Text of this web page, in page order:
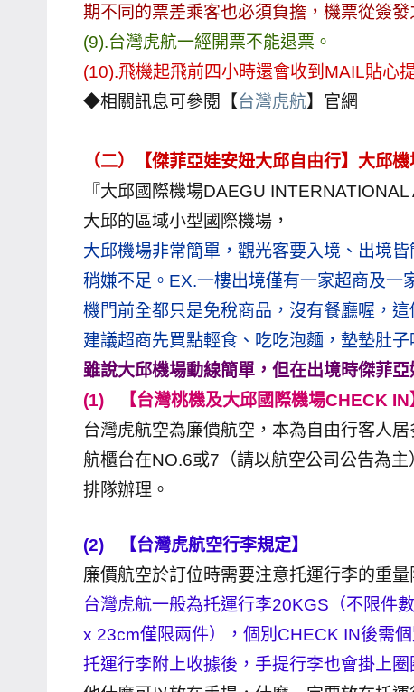
達
人
對
象。
期不同的票差乘客也必須負擔，機票從簽
(9).台灣虎航一經開票不能退票。
(10).飛機起飛前四小時還會收到MAIL貼心
◆相關訊息可參閱【台灣虎航】官網
（二）【傑菲亞娃安妞大邱自由行】大邱機
『大邱國際機場DAEGU
大邱的區域小型國際機場，
大邱機場非常簡單，觀光客要入境、出境
稍嫌不足。EX.一樓出境僅有一家超商及
機門前全都只是免稅商品，沒有餐廳喔，
建議超商先買點輕食、吃吃泡麵，墊墊肚
雖說大邱機場動線簡單，但在出境時傑菲
(1)
【台灣桃機及大邱國際機場CHECK IN
台灣虎航空為廉價航空，本為自由行客人
航櫃台在NO.6或7（請以航空公司公告為
排隊辦理。
(2)
【台灣虎航空行李規定】
廉價航空於訂位時需要注意托運行李的重
台灣虎航一般為托運行李20KGS（不限件
x 23cm僅限兩件），個別CHECK IN後需個
托運行李附上收據後，手提行李也會掛上